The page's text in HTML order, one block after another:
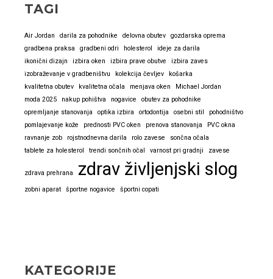
TAGI
Air Jordan darila za pohodnike delovna obutev
gozdarska oprema
gradbena praksa
gradbeni odri holesterol
ideje za darila
ikonični dizajn
izbira oken izbira prave obutve
izbira zaves
izobraževanje v gradbeništvu
kolekcija čevljev
košarka
kvalitetna obutev
kvalitetna očala menjava oken
Michael Jordan
moda 2025
nakup pohištva nogavice
obutev za pohodnike
opremljanje stanovanja
optika izbira ortodontija osebni stil
pohodništvo
pomlajevanje kože
prednosti PVC oken prenova stanovanja
PVC okna
ravnanje zob
rojstnodnevna darila rolo zavese
sončna očala
tablete za holesterol
trendi sončnih očal varnost pri gradnji zavese
zdrava prehrana zdrav življenjski slog
zobni aparat športne nogavice športni copati
KATEGORIJE